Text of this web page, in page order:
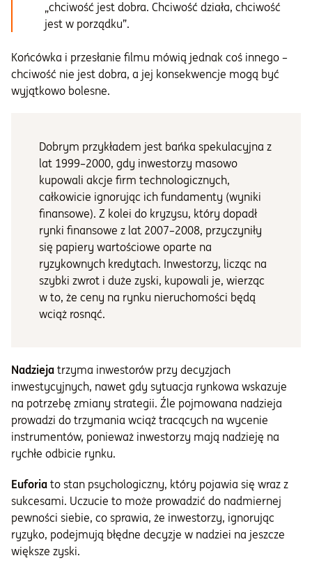
„chciwość jest dobra. Chciwość działa, chciwość
jest w porządku”.
Końcówka i przesłanie filmu mówią jednak coś innego –
chciwość nie jest dobra, a jej konsekwencje mogą być
wyjątkowo bolesne.
Dobrym przykładem jest bańka spekulacyjna z
lat 1999–2000, gdy inwestorzy masowo
kupowali akcje firm technologicznych,
całkowicie ignorując ich fundamenty (wyniki
finansowe). Z kolei do kryzysu, który dopadł
rynki finansowe z lat 2007–2008, przyczyniły
się papiery wartościowe oparte na
ryzykownych kredytach. Inwestorzy, licząc na
szybki zwrot i duże zyski, kupowali je, wierząc
w to, że ceny na rynku nieruchomości będą
wciąż rosnąć.
Nadzieja trzyma inwestorów przy decyzjach
inwestycyjnych, nawet gdy sytuacja rynkowa wskazuje
na potrzebę zmiany strategii. Źle pojmowana nadzieja
prowadzi do trzymania wciąż tracących na wycenie
instrumentów, ponieważ inwestorzy mają nadzieję na
rychłe odbicie rynku.
Euforia to stan psychologiczny, który pojawia się wraz z
sukcesami. Uczucie to może prowadzić do nadmiernej
pewności siebie, co sprawia, że inwestorzy, ignorując
ryzyko, podejmują błędne decyzje w nadziei na jeszcze
większe zyski.